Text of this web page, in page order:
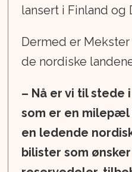
lansert i Finland og
Dermed er
de nordiske
– Nå er vi til stede
som er en milepæl
en ledende
bilister som